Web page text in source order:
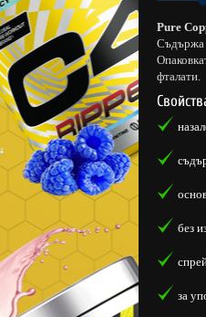
Pure
Съдържа
фталати.
без
за